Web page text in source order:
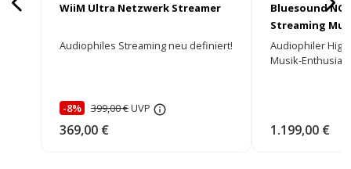
WiiM Ultra Netzwerk Streamer
Audiophiles Streaming neu definiert!
-8% 399,00 €UVP
369,00 €
Bluesound
Streaming
Audiophiler
Musik-
1.199,00 €